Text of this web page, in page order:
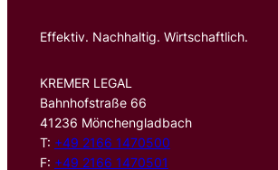
Effektiv. Nachhaltig. Wirtschaftlich.
KREMER LEGAL
Bahnhofstraße 66
41236 Mönchengladbach
T: +49 2166 1470500
F: +49 2166 1470501